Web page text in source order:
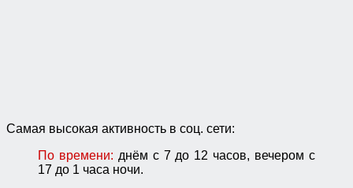
Самая высокая активность в соц. сети:
По времени: днём с 7 до 12 часов, вечером с
17 до 1 часа ночи.